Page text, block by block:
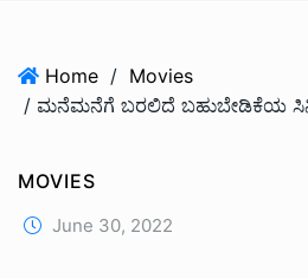
Home / Movies
MOVIES
June 30, 2022